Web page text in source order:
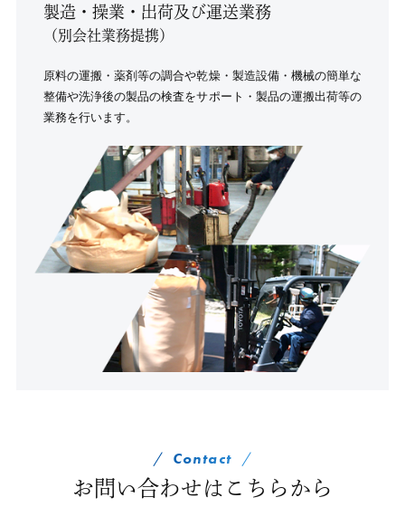
製造・操業・出荷及び運送業務
（別会社業務提携）
原料の運搬・薬剤等の調合や乾燥・製造設備・機械の簡単な
整備や洗浄後の製品の検査をサポート・製品の運搬出荷等の
業務を行います。
Contact
お問い合わせはこちらから